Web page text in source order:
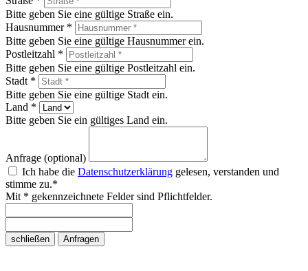
Bitte geben Sie eine gültige Straße ein.
Hausnummer *
Bitte geben Sie eine gültige Hausnummer ein.
Postleitzahl *
Bitte geben Sie eine gültige Postleitzahl ein.
Stadt *
Bitte geben Sie eine gültige Stadt ein.
Land *
Bitte geben Sie ein gültiges Land ein.
Anfrage (optional)
Ich habe die Datenschutzerklärung gelesen, verstanden und
stimme zu.*
Mit * gekennzeichnete Felder sind Pflichtfelder.
schließen Anfragen